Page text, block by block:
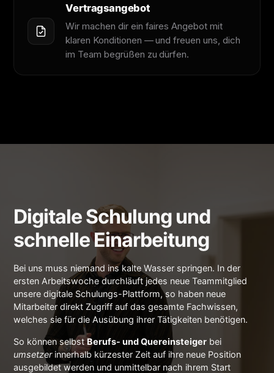
Vertragsangebot
Wir machen dir ein faires Angebot mit
klaren Konditionen — und freuen uns, dich
im Team begrüßen zu dürfen.
Digitale Schulung und
schnelle Einarbeitung
Bei uns muss niemand ins kalte Wasser springen. In der
ersten Arbeitswoche durchläuft jedes neue Teammitglied
unsere digitale Schulungs-Plattform, so haben neue
Mitarbeiter direkt Zugriff auf das gesamte Fachwissen,
welches sie für die Ausübung ihrer Tätigkeiten benötigen.
So können selbstBerufs- und Quereinsteiger bei
umsetzerinnerhalb kürzester Zeit auf ihre neue Position
ausgebildet werden und unmittelbar nach ihrem Start